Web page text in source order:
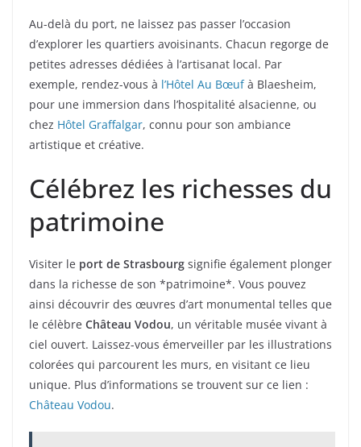
Au-delà du port, ne laissez pas passer l’occasion
d’explorer les quartiers avoisinants. Chacun regorge de
petites adresses dédiées à l’artisanat local. Par
exemple, rendez-vous à l’Hôtel Au Bœufà Blaesheim,
pour une immersion dans l’hospitalité alsacienne, ou
chez Hôtel Graffalgar, connu pour son ambiance
artistique et créative.
Célébrez les richesses du
patrimoine
Visiter le port de Strasbourg signifie également plonger
dans la richesse de son *patrimoine*. Vous pouvez
ainsi découvrir des œuvres d’art monumental telles que
le célèbre Château Vodou, un véritable musée vivant à
ciel ouvert. Laissez-vous émerveiller par les illustrations
colorées qui parcourent les murs, en visitant ce lieu
unique. Plus d’informations se trouvent sur ce lien :
Château Vodou.